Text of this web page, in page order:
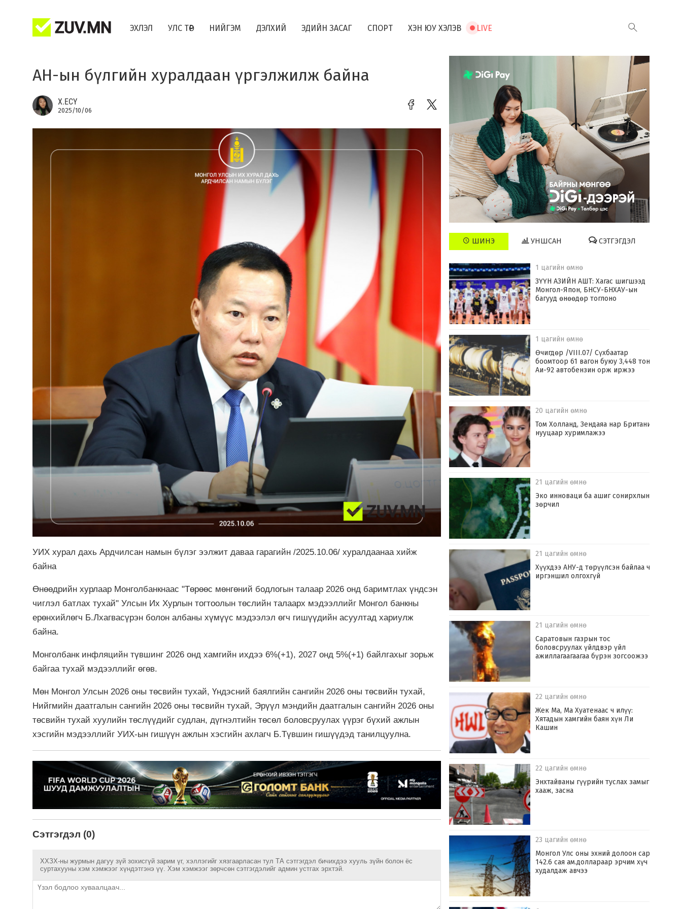
ЭХЛЭЛ УЛС ТӨР НИЙГЭМ ДЭЛХИЙ ЭДИЙН ЗАСАГ СПОРТ ХЭН ЮУ ХЭЛЭВ LIVE
АН-ын бүлгийн хуралдаан үргэлжилж байна
Х.ЕСҮ
2025/10/06
УИХ хурал дахь Ардчилсан намын бүлэг ээлжит даваа гарагийн /2025.10.06/ хуралдаанаа хийж
байна
Өнөөдрийн хурлаар Монголбанкнаас "Төрөөс мөнгөний бодлогын талаар 2026 онд баримтлах үндсэн
чиглэл батлах тухай" Улсын Их Хурлын тогтоолын төслийн талаарх мэдээллийг Монгол банкны
ерөнхийлөгч Б.Лхагвасүрэн болон албаны хүмүүс мэдээлэл өгч гишүүдийн асуултад хариулж
байна.
Монголбанк инфляцийн түвшинг 2026 онд хамгийн ихдээ 6%(+1), 2027 онд 5%(+1) байлгахыг зорьж
байгаа тухай мэдээллийг өгөв.
Мөн Монгол Улсын 2026 оны төсвийн тухай, Үндэсний баялгийн сангийн 2026 оны төсвийн тухай,
Нийгмийн даатгалын сангийн 2026 оны төсвийн тухай, Эрүүл мэндийн даатгалын сангийн 2026 оны
төсвийн тухай хуулийн төслүүдийг судлан, дүгнэлтийн төсөл боловсруулах үүрэг бүхий ажлын
хэсгийн мэдээллийг УИХ-ын гишүүн ажлын хэсгийн ахлагч Б.Түвшин гишүүдэд танилцуулна.
Сэтгэгдэл (0)
ХХЗХ-ны журмын дагуу зүй зохисгүй зарим үг, хэллэгийг хязгаарласан тул ТА сэтгэгдэл бичихдээ хууль зүйн болон ёс
суртахууны хэм хэмжээг хүндэтгэнэ үү. Хэм хэмжээг зөрчсөн сэтгэгдэлийг админ устгах эрхтэй.
ШИНЭ УНШСАН СЭТГЭГДЭЛ
1 цагийн өмнө
ЗҮҮН АЗИЙН АШТ: Хагас шигшээд
Монгол-Япон, БНСУ-БНХАУ-ын
багууд өнөөдөр тоглоно
1 цагийн өмнө
Өчигдөр /VIII.07/ Сүхбаатар
боомтоор 61 вагон буюу 3,448 тонн
Аи-92 автобензин орж иржээ
20 цагийн өмнө
Том Холланд, Зендаяа нар Британид
нууцаар хуримлажээ
21 цагийн өмнө
Эко инноваци ба ашиг сонирхлын
зөрчил
21 цагийн өмнө
Хүүхдээ АНУ-д төрүүлсэн байлаа ч
иргэншил олгохгүй
21 цагийн өмнө
Саратовын газрын тос
боловсруулах үйлдвэр үйл
ажиллагаагаагаа бүрэн зогсоожээ
22 цагийн өмнө
Жек Ма, Ма Хуатенаас ч илүү:
Хятадын хамгийн баян хүн Ли
Кашин
22 цагийн өмнө
Энхтайваны гүүрийн туслах замыг
хааж, засна
23 цагийн өмнө
Монгол Улс оны эхний долоон сард
142.6 сая ам.доллараар эрчим хүч
худалдаж авчээ